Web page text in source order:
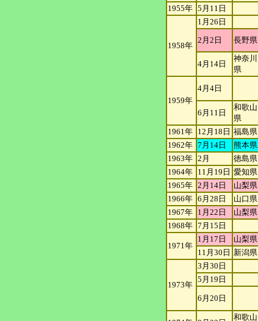
1955年 5月11日
1958年
1月26日
2月2日
長野県
4月14日
神奈川
県
1959年
4月4日
6月11日
和歌山
県
1961年 12月18日 福島県
1962年 7月14日 熊本県
1963年 2月 徳島県
1964年 11月19日 愛知県
1965年 2月14日 山梨県
1966年 6月28日 山口県
1967年 1月22日 山梨県
1968年 7月15日
1971年
1月17日 山梨県
11月30日 新潟県
1973年
3月30日
5月19日
6月20日
和歌山